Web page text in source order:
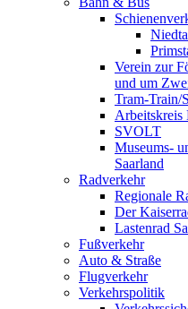
Verein zur
und um
Tram-Train/
Arbeitskreis
SVOLT
Museums-
Saarland
Radverkehr
Regionale
Der
Lastenrad
Fußverkehr
Auto & Straße
Flugverkehr
Verkehrspolitik